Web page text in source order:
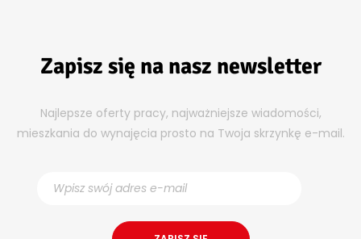
Zapisz się na nasz newsletter
Najlepsze oferty pracy, najważniejsze wiadomości,
mieszkania do wynajęcia prosto na Twoja skrzynkę e-mail.